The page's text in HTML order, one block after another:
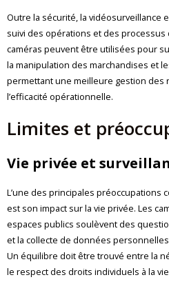
Outre la sécurité, la vidéosurveillance
suivi des opérations et des
caméras peuvent être utilisées pour
la manipulation des marchandises et
permettant une meilleure gestion des
l’efficacité opérationnelle.
Limites et
Vie privée et
L’une des principales préoccupations
est son impact sur la vie privée. Les
espaces publics soulèvent des
et la collecte de données
Un équilibre doit être trouvé entre la
le respect des droits individuels à la